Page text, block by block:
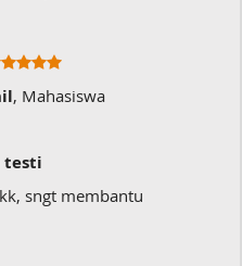
, Mahasiswa
testi
sngt membantu